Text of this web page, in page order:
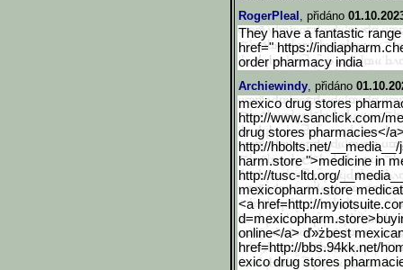
RogerPleal , přidáno
They have a fantastic
href=" https://
order pharmacy india
Archiewindy, přidáno
mexico drug stores
http://www.sanclick.com/
drug stores pharmacies</
http://hbolts.net/__media__/
harm.store ">medicine in
http://tusc-ltd.org/__med
mexicopharm.store
<a href=http://
online</a> ď»żbest
href=http://bbs.94kk.net/
exico drug stores